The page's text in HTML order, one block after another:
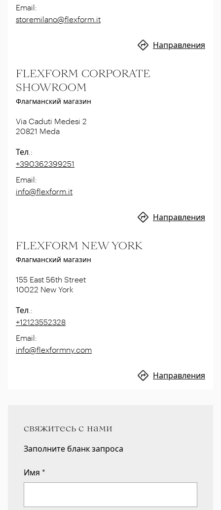
свяжитесь с нами
Заполните бланк запроса
Имя *
Email:
storemilano@flexform.it
Направления
FLEXFORM CORPORATE
SHOWROOM
Флагманский магазин
Via Caduti Medesi 2
20821 Meda
Тел. :
+390362399251
Email:
info@flexform.it
Направления
FLEXFORM NEW YORK
Флагманский магазин
155 East 56th Street
10022 New York
Тел. :
+12123552328
Email:
info@flexformny.com
Направления